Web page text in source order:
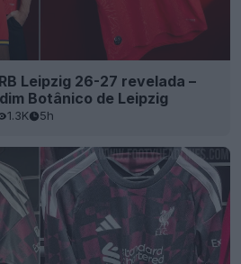
Leipzig 26-27 revelada –
Botânico de Leipzig
1.3K 5h